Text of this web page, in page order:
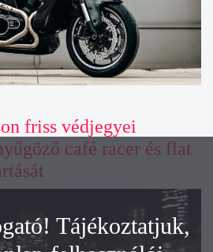
friss védjegyei
café racer és flat
Tájékoztatjuk,